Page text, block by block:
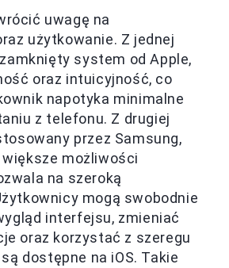
uwagę na
użytkowanie. Z jednej
system od Apple,
oraz intuicyjność, co
napotyka minimalne
z telefonu. Z drugiej
przez Samsung,
możliwości
na szeroką
mogą swobodnie
interfejsu, zmieniać
oraz korzystać z szeregu
dostępne na iOS. Takie